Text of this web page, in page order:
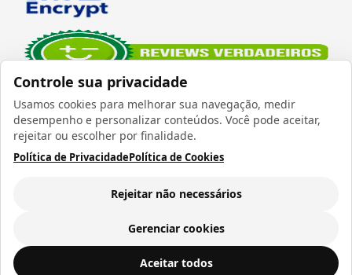
Controle sua privacidade
Usamos cookies para melhorar sua navegação, medir
desempenho e personalizar conteúdos. Você pode aceitar,
rejeitar ou escolher por finalidade.
Política de PrivacidadePolítica de Cookies
Rejeitar não necessários
Gerenciar cookies
Aceitar todos
Filme Refletivo Holográfico Escuro
Verificada por
Todos os direitos reservados 1999 - 2026 | CRIDON
COMÉRCIO LTDA EPP | CNPJ: 07.686.203/0001-22